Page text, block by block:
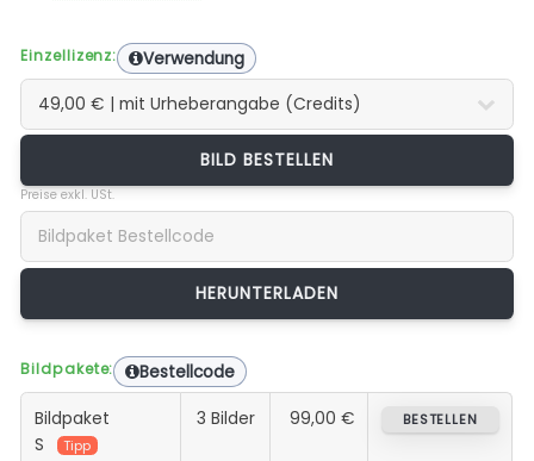
Einzellizenz: Verwendung
BILD BESTELLEN
Preise exkl. USt.
Bildpakete: Bestellcode
Bildpaket
S
Tipp
3 Bilder 99,00 € BESTELLEN